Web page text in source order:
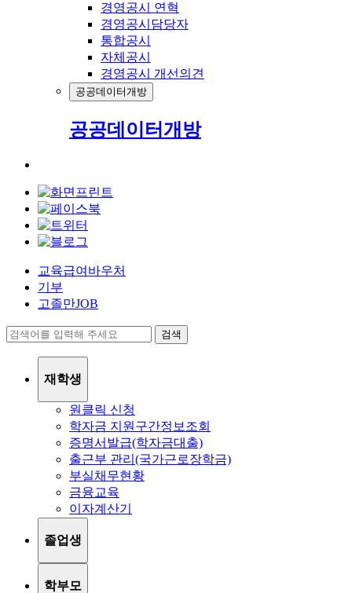
경영공시 연혁
경영공시담당자
통합공시
자체공시
경영공시 개선의견
공공데이터개방
공공데이터개방
교육급여바우처
기부
고졸만JOB
검색
재학생
원클릭 신청
학자금 지원구간정보조회
증명서발급(학자금대출)
출근부 관리(국가근로장학금)
부실채무현황
금융교육
이자계산기
졸업생
학부모